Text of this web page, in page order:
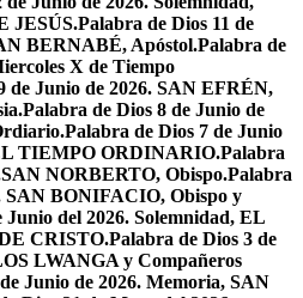
JESÚS.Palabra de Dios 11 de
BERNABÉ, Apóstol.Palabra de
X de Tiempo
de Junio de 2026. SAN EFRÉN,
Palabra de Dios 8 de Junio de
Palabra de Dios 7 de Junio
TIEMPO ORDINARIO.Palabra
NORBERTO, Obispo.Palabra
SAN BONIFACIO, Obispo y
Junio del 2026. Solemnidad, EL
CRISTO.Palabra de Dios 3 de
LWANGA y Compañeros
Junio de 2026. Memoria, SAN